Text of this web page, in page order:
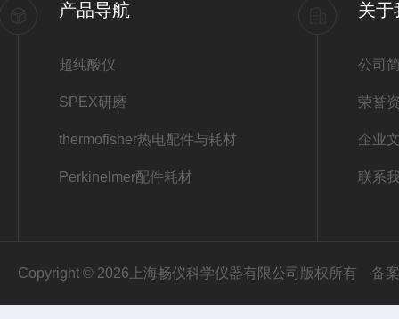
产品导航
超纯酸仪
SPEX研磨
thermofisher热电配件与耗材
Perkinelmer配件耗材
关于
公司
荣誉
企业
联系
Copyright © 2026上海畅仪科学仪器有限公司版权所有 备